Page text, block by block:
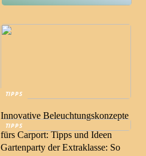
TIPPS
Innovative Beleuchtungskonzepte
fürs Carport: Tipps und Ideen
TIPPS
Gartenparty der Extraklasse: So